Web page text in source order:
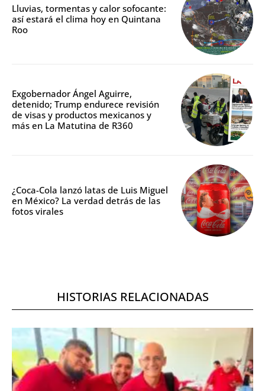
Lluvias, tormentas y calor sofocante:
así estará el clima hoy en Quintana
Roo
Exgobernador Ángel Aguirre,
detenido; Trump endurece revisión
de visas y productos mexicanos y
más en La Matutina de R360
¿Coca-Cola lanzó latas de Luis Miguel
en México? La verdad detrás de las
fotos virales
HISTORIAS RELACIONADAS